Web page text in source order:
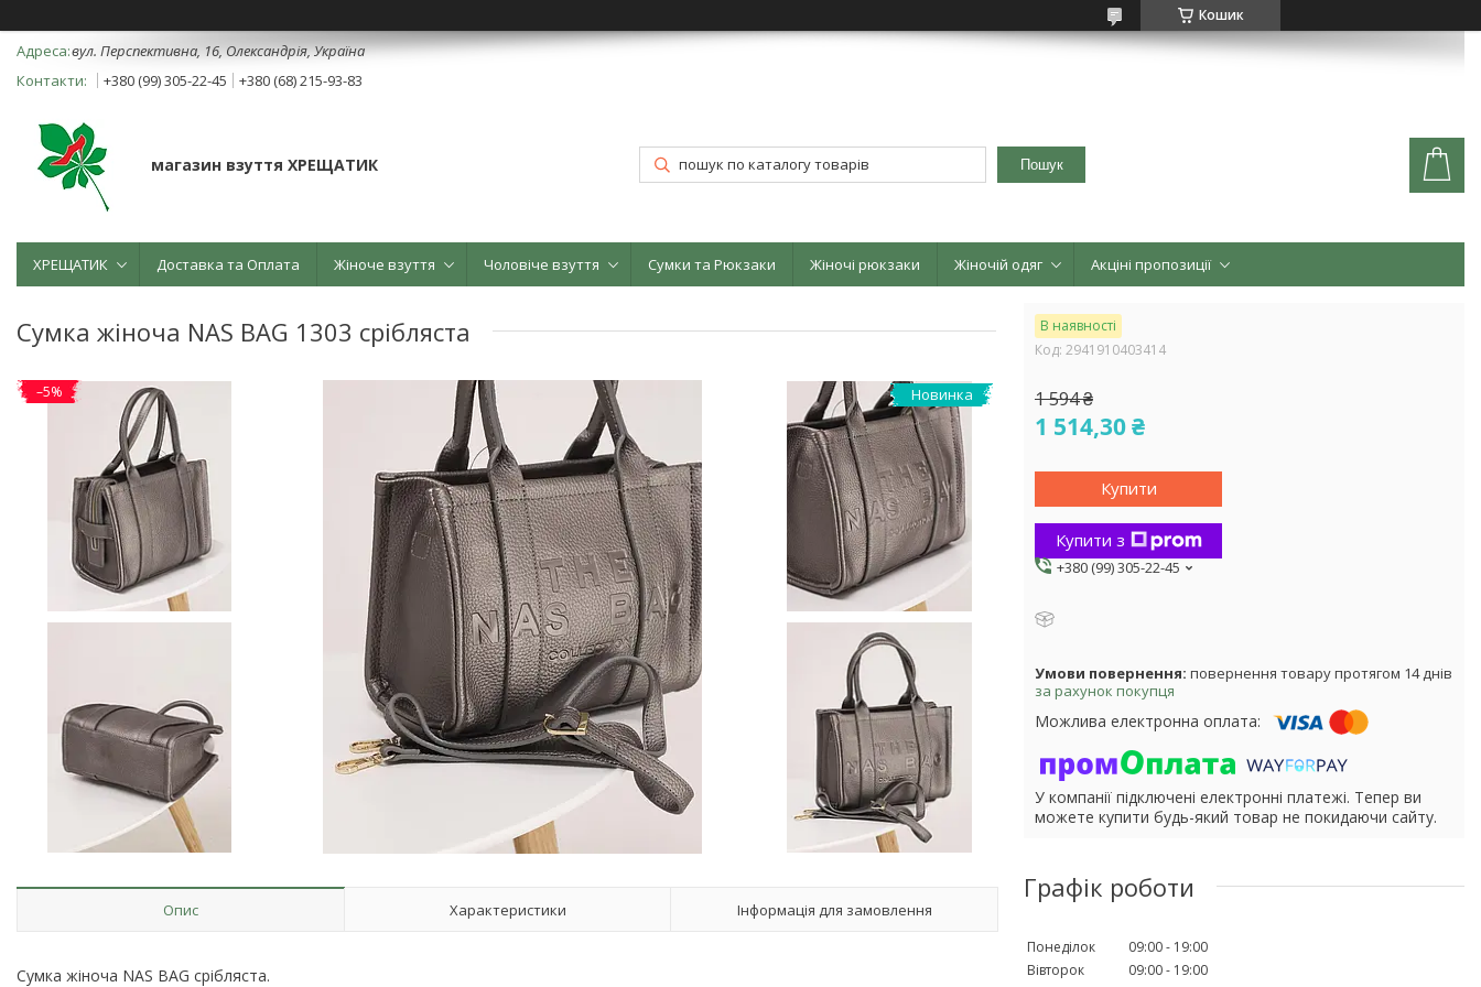
Кошик
вул. Перспективна, 16, Олександрія, Україна
+380 (99) 305-22-45
+380 (68) 215-93-83
магазин взуття ХРЕЩАТИК Пошук
ХРЕЩАТИК Доставка та Оплата Жіноче взуття Чоловіче взуття Сумки та Рюкзаки Жіночі рюкзаки Жіночій одяг Акціні пропозиції
Сумка жіноча NAS BAG 1303 срібляста
Новинка
–5%
Опис Характеристики Інформація для замовлення
Сумка жіноча NAS BAG срібляста.
В наявності
Код: 2941910403414
1 594 ₴
1 514,30 ₴
Купити
Купити з
+380 (99) 305-22-45
повернення товару протягом 14 днів
за рахунок покупця
У компанії підключені електронні платежі. Тепер ви
можете купити будь-який товар не покидаючи сайту.
Графік роботи
Понеділок 09:00
19:00
Вівторок
09:00
19:00